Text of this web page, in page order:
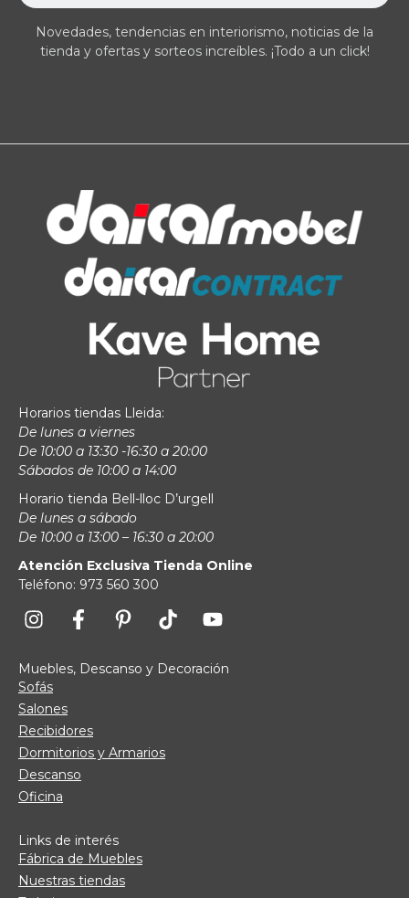
Novedades, tendencias en interiorismo, noticias de la
tienda y ofertas y sorteos increíbles. ¡Todo a un click!
Horarios tiendas Lleida:
De lunes a viernes
De 10:00 a 13:30 -16:30 a 20:00
Sábados de 10:00 a 14:00
Horario tienda Bell-lloc D’urgell
De lunes a sábado
De 10:00 a 13:00 – 16:30 a 20:00
Atención Exclusiva Tienda Online
Teléfono: 973 560 300
Muebles, Descanso y Decoración
Sofás
Salones
Recibidores
Dormitorios y Armarios
Descanso
Oficina
Links de interés
Fábrica de Muebles
Nuestras tiendas